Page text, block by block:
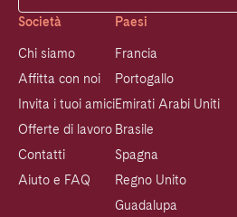
Società
Chi siamo
Affitta con noi
Invita i tuoi amici
Offerte di lavoro
Contatti
Aiuto e FAQ
Paesi
Francia
Portogallo
Emirati Arabi Uniti
Brasile
Spagna
Regno Unito
Guadalupa